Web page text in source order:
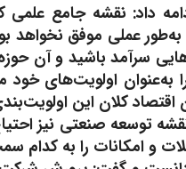
داد: نقشه جامع
عملی موفق نخواهد
اولویت‌های
اقتصاد کلان این
توسعه صنعتی نیز
و امکانات را به کدام